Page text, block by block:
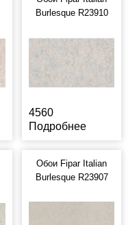
Burlesque R23910
4560
Подробнее
Обои Fipar Italian
Burlesque R23907